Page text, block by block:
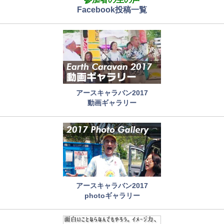
Facebook投稿一覧
アースキャラバン2017
動画ギャラリー
アースキャラバン2017
photoギャラリー